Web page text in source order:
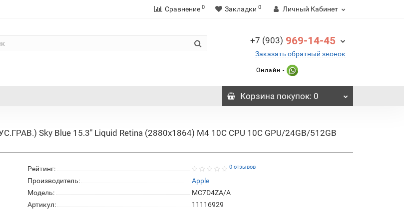
Сравнение 0 Закладки 0 Личный Кабинет
+7 (903) 969-14-45
Заказать обратный звонок
Онлайн -
Корзинапокупок: 0
Sky Blue 15.3" Liquid Retina (2880x1864) M4 10C CPU 10C GPU/24GB/512GB
Рейтинг: 0 отзывов
Производитель:
Apple
Модель:
MC7D4ZA/A
Артикул:
11116929